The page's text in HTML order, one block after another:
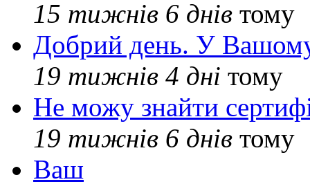
15 тижнів 6 днів тому
Добрий день. У Вашому
19 тижнів 4 дні тому
Не можу знайти
19 тижнів 6 днів тому
Ваш